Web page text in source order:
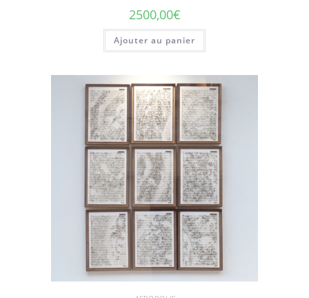
2500,00€
Ajouter au panier